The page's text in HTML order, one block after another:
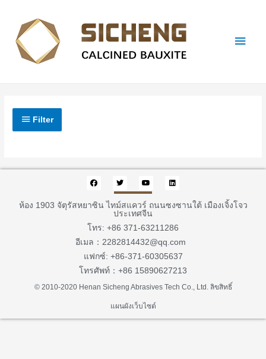
Filter
ห้อง 1903 จัตุรัสหยาซิน ไทม์สแควร์ ถนนซงซานใต้ เมืองเจิ้งโจว
ประเทศจีน
โทร: +86 371-63211286
อีเมล：2282814432@qq.com
แฟกซ์: +86-371-60305637
โทรศัพท์：+86 15890627213
© 2010-2020 Henan Sicheng Abrasives Tech Co., Ltd. ลิขสิทธิ์
แผนผังเว็บไซต์